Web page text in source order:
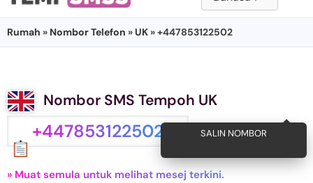
Rumah » Nombor Telefon »UK » +447853122502
Nombor SMS Tempoh UK
+447853122502 SALIN NOMBOR
» Muat semula untuk melihat mesej terkini.